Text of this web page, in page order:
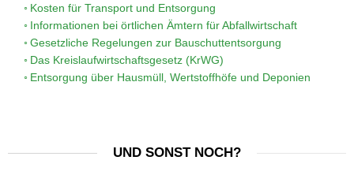
Kosten für Transport und Entsorgung
Informationen bei örtlichen Ämtern für Abfallwirtschaft
Gesetzliche Regelungen zur Bauschuttentsorgung
Das Kreislaufwirtschaftsgesetz (KrWG)
Entsorgung über Hausmüll, Wertstoffhöfe und Deponien
UND SONST NOCH?